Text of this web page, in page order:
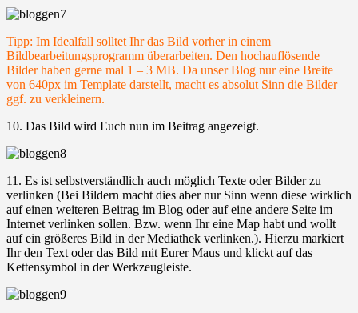
Tipp: Im Idealfall solltet Ihr das Bild vorher in einem
Bildbearbeitungsprogramm überarbeiten. Den hochauflösende
Bilder haben gerne mal 1 – 3 MB. Da unser Blog nur eine Breite
von 640px im Template darstellt, macht es absolut Sinn die Bilder
ggf. zu verkleinern.
10. Das Bild wird Euch nun im Beitrag angezeigt.
11. Es ist selbstverständlich auch möglich Texte oder Bilder zu
verlinken (Bei Bildern macht dies aber nur Sinn wenn diese wirklich
auf einen weiteren Beitrag im Blog oder auf eine andere Seite im
Internet verlinken sollen. Bzw. wenn Ihr eine Map habt und wollt
auf ein größeres Bild in der Mediathek verlinken.). Hierzu markiert
Ihr den Text oder das Bild mit Eurer Maus und klickt auf das
Kettensymbol in der Werkzeugleiste.